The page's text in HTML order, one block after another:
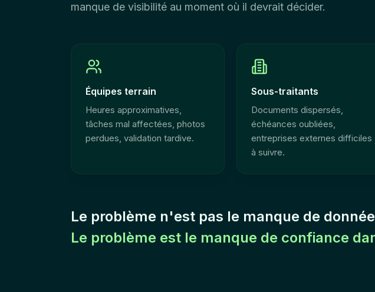
manque de visibilité au moment où il devrait décider.
Équipes terrain
Heures approximatives,
tâches mal affectées, photos
perdues, validation tardive.
Sous-traitants
Documents dispersés,
échéances oubliées,
entreprises externes difficiles
à suivre.
Le problème n'est pas le manque de
Le problème est le manque de confiance